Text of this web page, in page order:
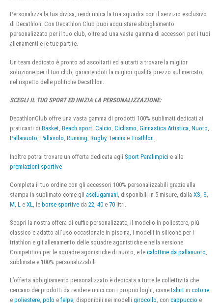
Personalizza la tua divisa, rendi unica la tua squadra con il servizio esclusivo
di Decathlon. Con Decathlon Club puoi acquistare abbigliamento
personalizzato per il tuo club, oltre ad una vasta gamma di accessori per i tuoi
allenamenti e le tue partite.
Un team dedicato è pronto ad ascoltarti ed aiutarti a trovare la miglior
soluzione per il tuo club, garantendoti la miglior qualità prezzo sul mercato,
nel rispetto delle politiche Decathlon.
SCEGLI IL TUO SPORT ED INIZIA LA PERSONALIZZAZIONE:
DecathlonClub offre una vasta gamma di prodotti 100% sublimati dedicati ai
praticanti di Basket, Beach sport, Calcio, Ciclismo, Ginnastica Artistica, Nuoto,
Pallanuoto, Pallavolo, Running, Rugby, Tennis e Triathlon.
Inoltre potrai trovare un offerta dedicata agli Sport Paralimpici e alle
premiazioni sportive
Completa il tuo ordine con gli accessori 100% personalizzabili grazie alla
stampa in sublimato come gli asciugamani , disponibili in 5 misure, dalla XS S
M L e XL , le borse sportive da 22 40 e 70 litri.
Scopri la nostra offera di cuffie personalizzate, il modello in poliestere, più
classico e adatto all’uso occasionale in piscina, i modelli in silicone per i
triathlon e gli allenamento delle squadre agonistiche e nella versione
Competition per le squadre agonistiche di nuoto, e le calottine da pallanuoto,
sublimate e 100% personalizzabili
L’offerta abbigliamento personalizzato è dedicata a tutte le collettività che
cercano dei prodotti da rendere unici con i proprio loghi, cometshirt in cotone
e poliestere, polo e felpe, disponibili nei modelli girocollo, con cappuccio e